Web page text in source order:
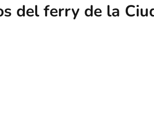
del ferry de la